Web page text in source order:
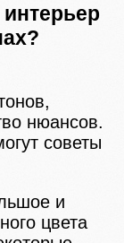
нюансов.
советы
и
цвета